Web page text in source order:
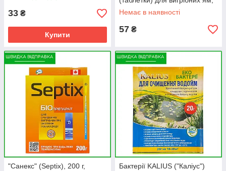
33 ₴
Купити
септиків, труб.
Немає в наявності
57 ₴
"Санекс" (Septix), 200 г,
Бактерії KALIUS ("Каліус")